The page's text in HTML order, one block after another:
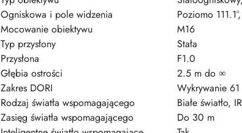
Ogniskowa i pole widzenia
Poziomo
Mocowanie obiektywu
M16
Typ przysłony
Stała
Przysłona
F1.0
Głębia ostrości
2.5 m do ∞
Zakres DORI
Wykrywanie
Rodzaj światła wspomagającego
Białe światło, IR
Zasięg światła wspomagającego
Do 30 m